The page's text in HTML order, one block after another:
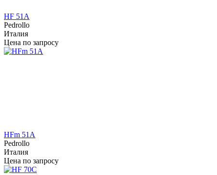
HF 51A
Pedrollo
Италия
Цена по запросу
HFm 51A
Pedrollo
Италия
Цена по запросу